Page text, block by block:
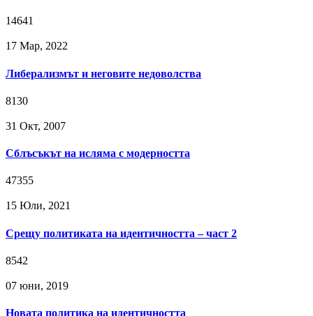
14641
17 Мар, 2022
Либерализмът и неговите недоволства
8130
31 Окт, 2007
Сблъсъкът на исляма с модерността
47355
15 Юли, 2021
Срещу политиката на идентичността – част 2
8542
07 юни, 2019
Новата политика на идентичността